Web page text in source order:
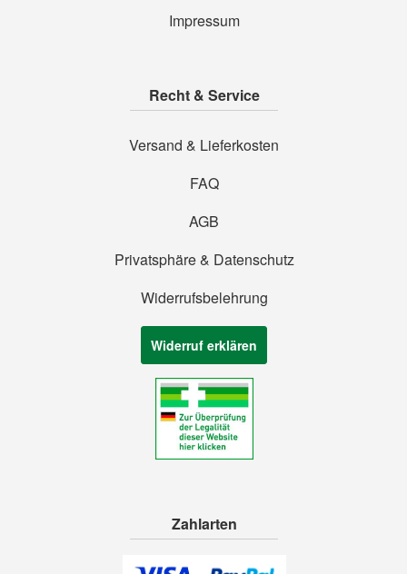
Impressum
Recht & Service
Versand & Lieferkosten
FAQ
AGB
Privatsphäre & Datenschutz
Widerrufsbelehrung
Widerruf erklären
Zahlarten